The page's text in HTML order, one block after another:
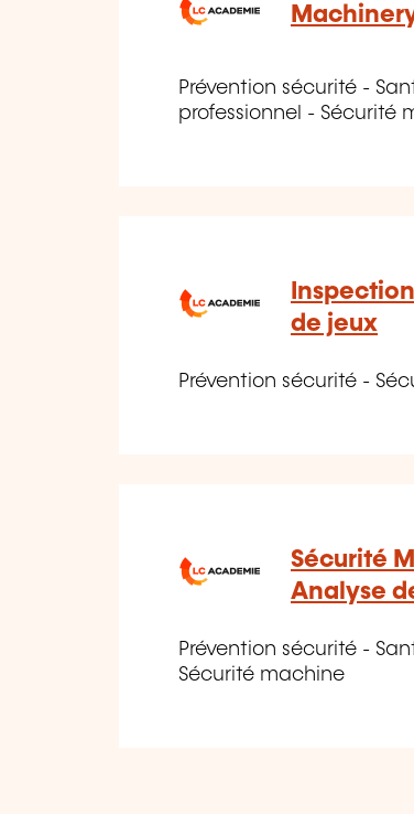
Prévention sécurité -
professionnel - Sécurité
de jeux
Prévention sécurité -
Sécurité
Analyse
Prévention sécurité -
Sécurité machine